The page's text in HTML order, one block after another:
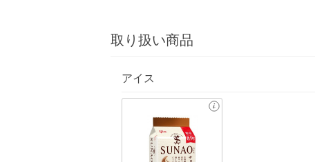
取り扱い商品
アイス